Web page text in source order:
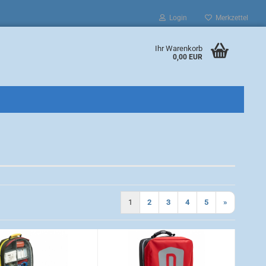
Login Merkzettel
Ihr Warenkorb
0,00 EUR
1 2 3 4 5 »